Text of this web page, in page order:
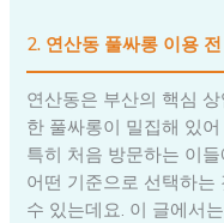
2. 연산동 풀싸롱 이용
연산동은 부산의 핵심
한 풀싸롱이 밀집해 있
특히 처음 방문하는 이
어떤 기준으로 선택하
수 있는데요. 이 글에서